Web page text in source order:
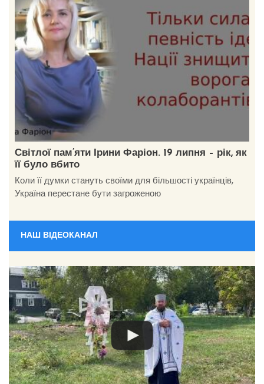
Світлої пам’яти Ірини Фаріон. 19 липня – рік, як
її було вбито
Коли її думки стануть своїми для більшості українців,
Україна перестане бути загроженою
НАШ ВІДЕОКАНАЛ